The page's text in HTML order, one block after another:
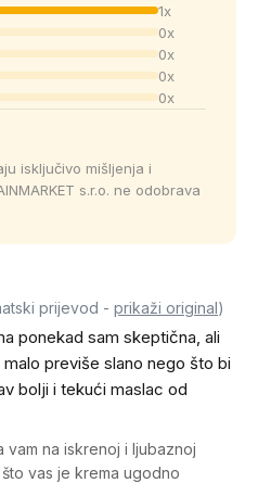
1x
0x
0x
0x
0x
isključivo mišljenja i
s.r.o. ne odobrava
prijevod - prikaži original)
ponekad sam skeptična, ali
previše slano nego što bi
bolji i tekući maslac od
vam na iskrenoj i ljubaznoj
vas je krema ugodno